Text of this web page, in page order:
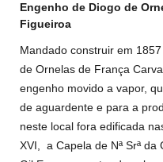
Engenho de Diogo de
Figueiroa
Mandado construir em
de Ornelas de França
engenho movido a vapor,
de aguardente e para a
neste local fora edificada
XVI,
a Capela de Nª Srª